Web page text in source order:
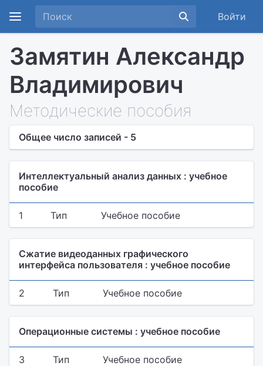
Войти
Замятин Александр
Владимирович
Методические пособия
Общее число записей - 5
Интеллектуальный анализ данных : учебное
пособие
1 Тип Учебное пособие
Сжатие видеоданных графического
интерфейса пользователя : учебное пособие
2 Тип Учебное пособие
Операционные системы : учебное пособие
3 Тип Учебное пособие